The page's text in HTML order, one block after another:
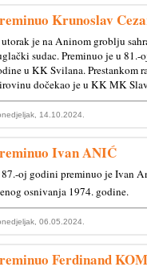
Krunoslav
je na Aninom groblju
sudac. Preminuo je u
u KK Svilana. Prestankom
dočekao je u KK MK
14.10.2024.
Ivan ANIĆ
oj godini preminuo je Ivan
osnivanja 1974. godine.
06.05.2024.
Ferdinand